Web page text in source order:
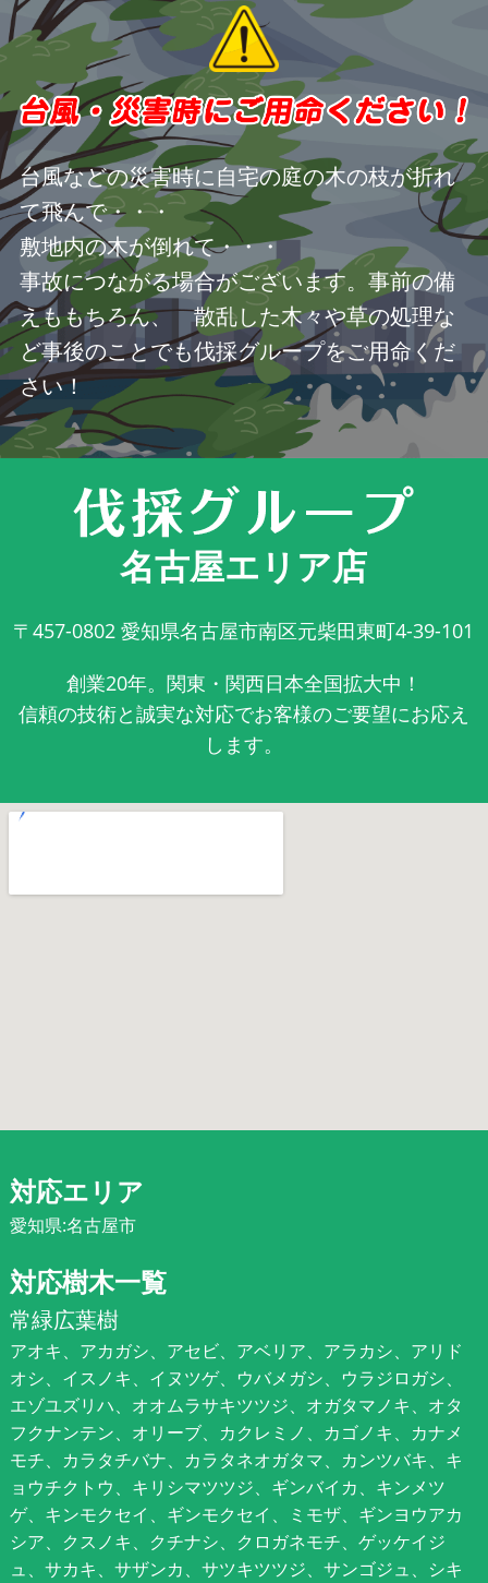
台風などの災害時に自宅の庭の木の枝が折れ
て飛んで・・・
敷地内の木が倒れて・・・
事故につながる場合がございます。事前の備
えももちろん、 散乱した木々や草の処理な
ど事後のことでも伐採グループをご用命くだ
さい！
名古屋エリア店
〒457-0802 愛知県名古屋市南区元柴田東町4-39-101
創業20年。関東・関西日本全国拡大中！
信頼の技術と誠実な対応でお客様のご要望にお応え
します。
対応エリア
愛知県:名古屋市
対応樹木一覧
常緑広葉樹
アオキ、アカガシ、アセビ、アベリア、アラカシ、アリド
オシ、イスノキ、イヌツゲ、ウバメガシ、ウラジロガシ、
エゾユズリハ、オオムラサキツツジ、オガタマノキ、オタ
フクナンテン、オリーブ、カクレミノ、カゴノキ、カナメ
モチ、カラタチバナ、カラタネオガタマ、カンツバキ、キ
ョウチクトウ、キリシマツツジ、ギンバイカ、キンメツ
ゲ、キンモクセイ、ギンモクセイ、ミモザ、ギンヨウアカ
シア、クスノキ、クチナシ、クロガネモチ、ゲッケイジ
ュ、サカキ、サザンカ、サツキツツジ、サンゴジュ、シキ